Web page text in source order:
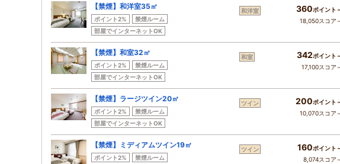
【禁煙】和洋室35㎡
ポイント2%
禁煙ルーム
部屋でインターネットOK
和洋室 360ポイント
18,050スコア
【禁煙】和室32㎡
ポイント2%
禁煙ルーム
部屋でインターネットOK
和室 342ポイント
17,100スコア
【禁煙】ラージツイン20㎡
ポイント2%
禁煙ルーム
部屋でインターネットOK
ツイン 200ポイント
10,070スコア
【禁煙】ミディアムツイン19㎡
ポイント2% 禁煙ルーム
ツイン 160ポイント
8,074スコア